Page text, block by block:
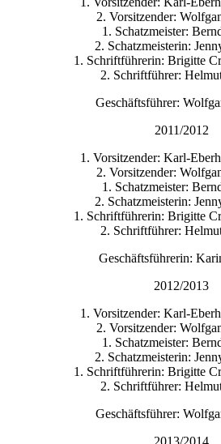
2. Vorsitzender:
1. Schatzmeister:
2. Schatzmeisterin:
1. Schriftführerin: Brigitte
2. Schriftführer:
Geschäftsführer:
2011/2012
1. Vorsitzender: Karl-
2. Vorsitzender:
1. Schatzmeister:
2. Schatzmeisterin:
1. Schriftführerin: Brigitte
2. Schriftführer:
Geschäftsführerin:
2012/2013
1. Vorsitzender: Karl-
2. Vorsitzender:
1. Schatzmeister:
2. Schatzmeisterin:
1. Schriftführerin: Brigitte
2. Schriftführer:
Geschäftsführer: